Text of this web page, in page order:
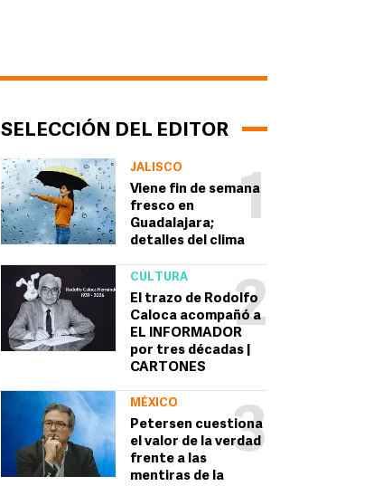
SELECCIÓN DEL EDITOR
1
JALISCO
Viene fin de semana
fresco en
Guadalajara;
detalles del clima
2
CULTURA
El trazo de Rodolfo
Caloca acompañó a
EL INFORMADOR
por tres décadas |
CARTONES
3
MÉXICO
Petersen cuestiona
el valor de la verdad
frente a las
mentiras de la